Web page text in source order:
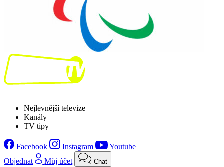
Nejlevnější televize
Kanály
TV tipy
Facebook Instagram
Youtube
Objednat
Můj účet Chat